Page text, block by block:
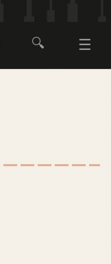
🔍 ☰